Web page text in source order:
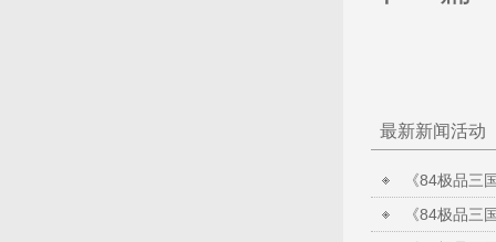
最新新闻活动
《84极品三
《84极品三